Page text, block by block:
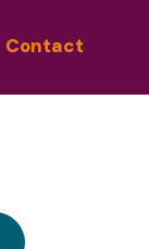
Contact